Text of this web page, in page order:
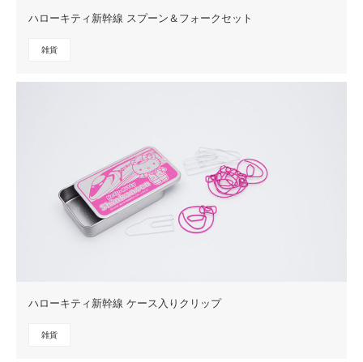
ハローキティ新幹線 スプーン＆フォークセット
雑貨
ハローキティ新幹線 ケース入りクリップ
雑貨